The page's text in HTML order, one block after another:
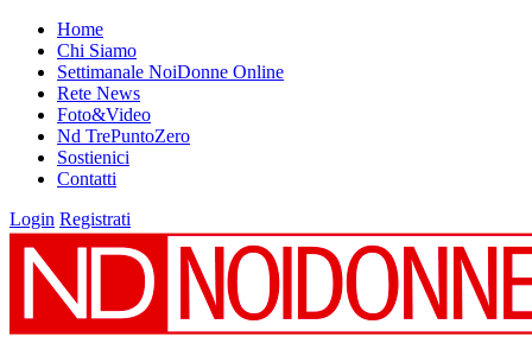
Home
Chi Siamo
Settimanale NoiDonne Online
Rete News
Foto&Video
Nd TrePuntoZero
Sostienici
Contatti
Login Registrati